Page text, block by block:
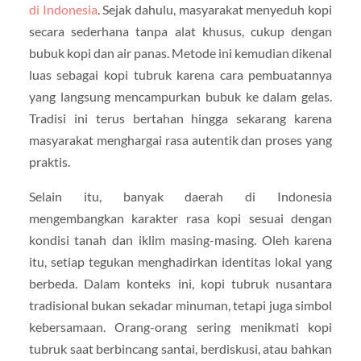
di Indonesia . Sejak dahulu, masyarakat menyeduh kopi
secara sederhana tanpa alat khusus, cukup dengan
bubuk kopi dan air panas. Metode ini kemudian dikenal
luas sebagai kopi tubruk karena cara pembuatannya
yang langsung mencampurkan bubuk ke dalam gelas.
Tradisi ini terus bertahan hingga sekarang karena
masyarakat menghargai rasa autentik dan proses yang
praktis.
Selain itu, banyak daerah di Indonesia
mengembangkan karakter rasa kopi sesuai dengan
kondisi tanah dan iklim masing-masing. Oleh karena
itu, setiap tegukan menghadirkan identitas lokal yang
berbeda. Dalam konteks ini, kopi tubruk nusantara
tradisional bukan sekadar minuman, tetapi juga simbol
kebersamaan. Orang-orang sering menikmati kopi
tubruk saat berbincang santai, berdiskusi, atau bahkan